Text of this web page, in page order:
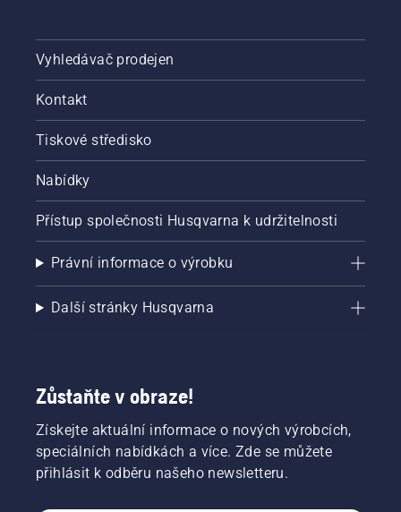
Vyhledávač prodejen
Kontakt
Tiskové středisko
Nabídky
Přístup společnosti Husqvarna k udržitelnosti
Právní informace o výrobku
Další stránky Husqvarna
Zůstaňte v obraze!
Získejte aktuální informace o nových výrobcích,
speciálních nabídkách a více. Zde se můžete
přihlásit k odběru našeho newsletteru.